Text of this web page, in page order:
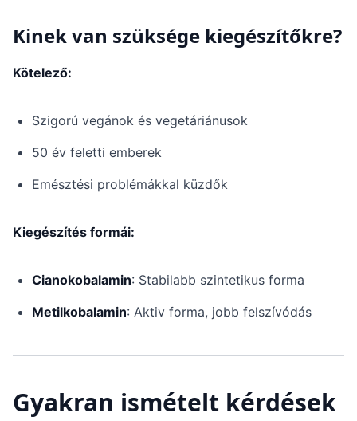
Kinek van szüksége kiegészítőkre?
Kötelező:
Szigorú vegánok és vegetáriánusok
50 év feletti emberek
Emésztési problémákkal küzdők
Kiegészítés formái:
Cianokobalamin: Stabilabb szintetikus forma
Metilkobalamin: Aktiv forma, jobb felszívódás
Gyakran ismételt kérdések